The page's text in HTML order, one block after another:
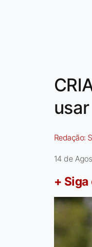
Redação:
14 de
+